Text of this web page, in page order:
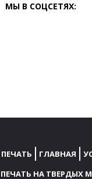
МЫ В СОЦСЕТЯХ:
ГЛАВНАЯ
НА ТВЕРДЫХ